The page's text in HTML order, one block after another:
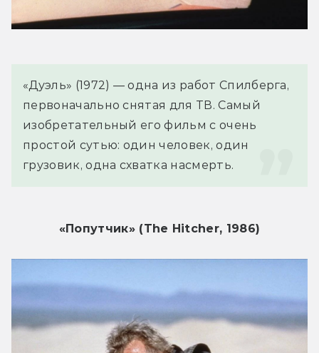
«Дуэль» (1972) — одна из работ Спилберга,
первоначально снятая для ТВ. Самый
изобретательный его фильм с очень
простой сутью: один человек, один
грузовик, одна схватка насмерть.
«Попутчик» (The Hitcher, 1986)